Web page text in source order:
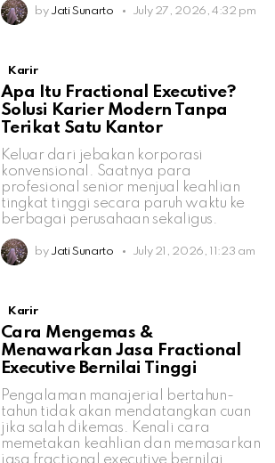
by Jati Sunarto July 27, 2026, 4:32 pm
Karir
Apa Itu Fractional Executive?
Solusi Karier Modern Tanpa
Terikat Satu Kantor
Keluar dari jebakan korporasi
konvensional. Saatnya para
profesional senior menjual keahlian
tingkat tinggi secara paruh waktu ke
berbagai perusahaan sekaligus.
by Jati Sunarto July 21, 2026, 11:23 am
Karir
Cara Mengemas &
Menawarkan Jasa Fractional
Executive Bernilai Tinggi
Pengalaman manajerial bertahun-
tahun tidak akan mendatangkan cuan
jika salah dikemas. Kenali cara
memetakan keahlian dan memasarkan
jasa fractional executive bernilai